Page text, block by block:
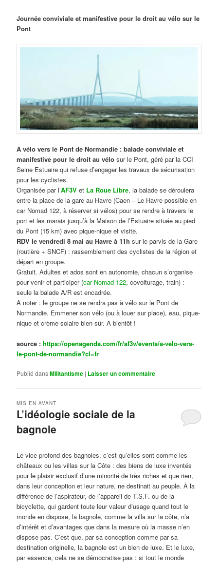
Journée conviviale et manifestive pour le droit au vélo sur le
Pont
A vélo vers le Pont de Normandie : balade conviviale et
manifestive pour le droit au vélo sur le Pont, géré par la CCI
Seine Estuaire qui refuse d’engager les travaux de sécurisation
pour les cyclistes.
Organisée par l’AF3V et La Roue Libre, la balade se déroulera
entre la place de la gare au Havre (Caen – Le Havre possible en
car Nomad 122, à réserver si vélos) pour se rendre à travers le
port et les marais jusqu’à la Maison de l’Estuaire située au pied
du Pont (15 km) avec pique-nique et visite.
RDV le vendredi 8 mai au Havre à 11h sur le parvis de la Gare
(routière + SNCF) : rassemblement des cyclistes de la région et
départ en groupe.
Gratuit. Adultes et ados sont en autonomie, chacun s’organise
pour venir et participer (car Nomad 122, covoiturage, train) :
seule la balade A/R est encadrée.
A noter : le groupe ne se rendra pas à vélo sur le Pont de
Normandie. Emmener son vélo (ou à louer sur place), eau, pique-
nique et crème solaire bien sûr. A bientôt !
source :https://openagenda.com/fr/af3v/events/a-velo-vers-
le-pont-de-normandie?cl=fr
Publié dansMilitantisme | Laisser un commentaire
L’idéologie sociale de la
bagnole
MIS EN AVANT
Le vice profond des bagnoles, c’est qu’elles sont comme les
châteaux ou les villas sur la Côte : des biens de luxe inventés
pour le plaisir exclusif d’une minorité de très riches et que rien,
dans leur conception et leur nature, ne destinait au peuple. À la
différence de l’aspirateur, de l’appareil de T.S.F. ou de la
bicyclette, qui gardent toute leur valeur d’usage quand tout le
monde en dispose, la bagnole, comme la villa sur la côte, n’a
d’intérêt et d’avantages que dans la mesure où la masse n’en
dispose pas. C’est que, par sa conception comme par sa
destination originelle, la bagnole est un bien de luxe. Et le luxe,
par essence, cela ne se démocratise pas : si tout le monde